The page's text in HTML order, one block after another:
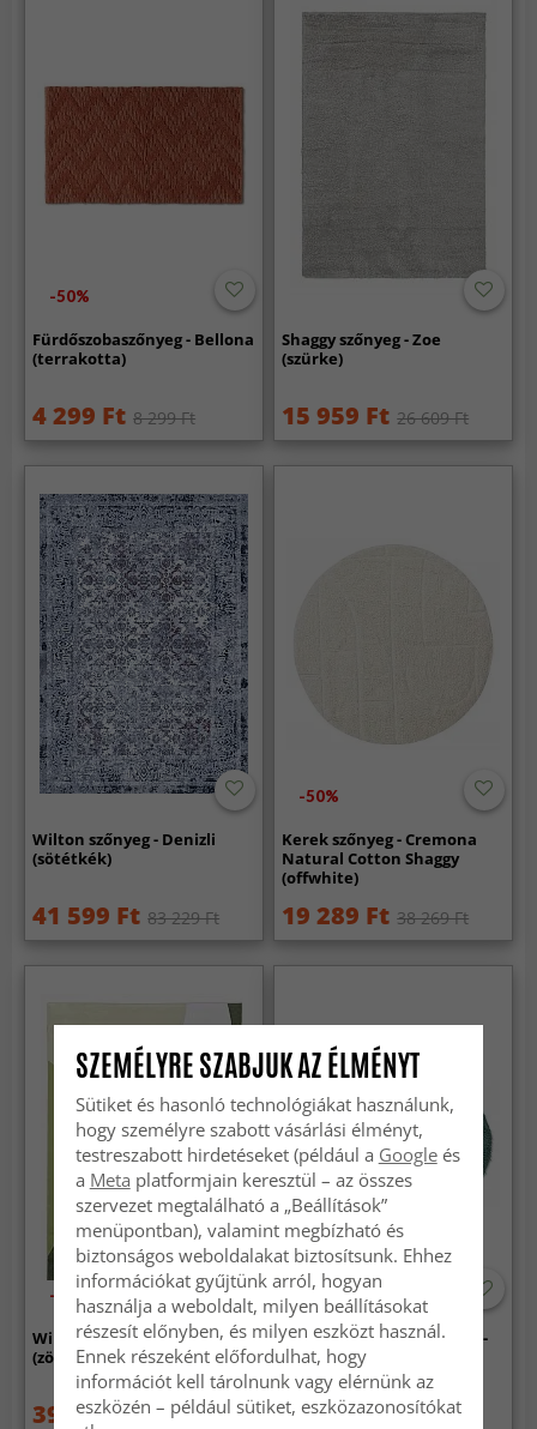
-50%
Fürdőszobaszőnyeg - Bellona
(terrakotta)
4 299 Ft 8 299 Ft
Shaggy szőnyeg - Zoe
(szürke)
15 959 Ft 26 609 Ft
Wilton szőnyeg - Denizli
(sötétkék)
41 599 Ft 83 229 Ft
-50%
Kerek szőnyeg - Cremona
Natural Cotton Shaggy
(offwhite)
19 289 Ft 38 269 Ft
-70%
Wilton szőnyeg - Leiden
(zöld)
39 929 Ft 133 179 Ft
-50%
Ovális fürdőszobaszőnyeg -
Tressa (sötétzöld)
4 629 Ft 9 299 Ft
SZEMÉLYRE SZABJUK AZ ÉLMÉNYT
Sütiket és hasonló technológiákat használunk,
hogy személyre szabott vásárlási élményt,
testreszabott hirdetéseket (például a Googleés
a Meta platformjain keresztül – az összes
szervezet megtalálható a „Beállítások”
menüpontban), valamint megbízható és
biztonságos weboldalakat biztosítsunk. Ehhez
információkat gyűjtünk arról, hogyan
használja a weboldalt, milyen beállításokat
részesít előnyben, és milyen eszközt használ.
Ennek részeként előfordulhat, hogy
információt kell tárolnunk vagy elérnünk az
eszközén – például sütiket, eszközazonosítókat